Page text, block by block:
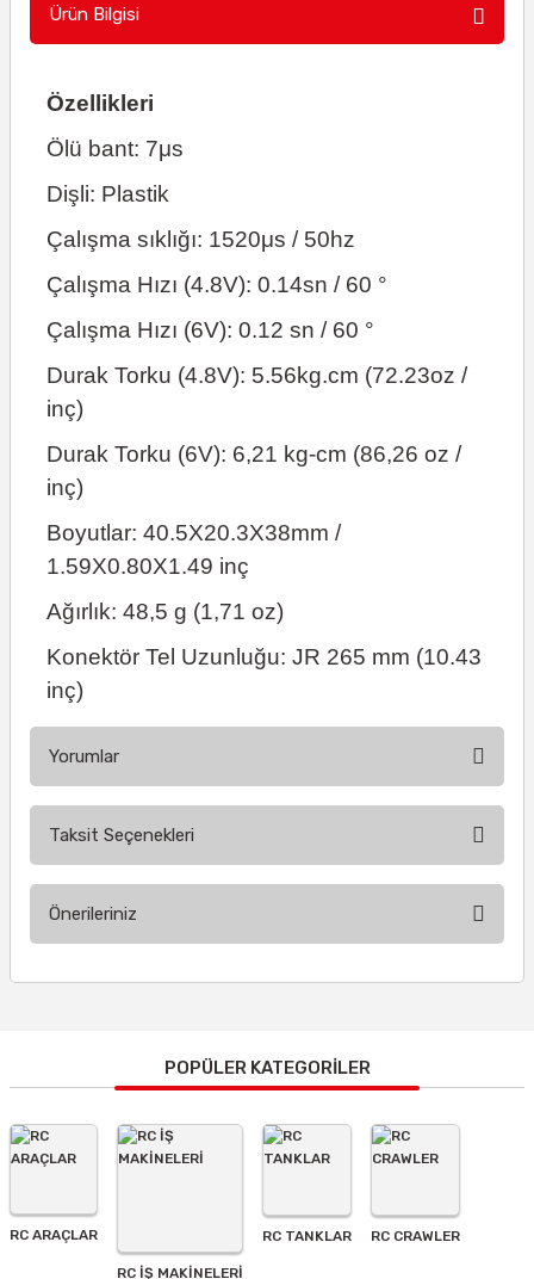
Ürün Bilgisi
Özellikleri
Ölü bant: 7μs
Dişli: Plastik
Çalışma sıklığı: 1520μs / 50hz
Çalışma Hızı (4.8V): 0.14sn / 60 °
Çalışma Hızı (6V): 0.12 sn / 60 °
Durak Torku (4.8V): 5.56kg.cm (72.23oz /
inç)
Durak Torku (6V): 6,21 kg-cm (86,26 oz /
inç)
Boyutlar: 40.5X20.3X38mm /
1.59X0.80X1.49 inç
Ağırlık: 48,5 g (1,71 oz)
Konektör Tel Uzunluğu: JR 265 mm (10.43
inç)
Yorumlar
Taksit Seçenekleri
Önerileriniz
Görüş ve önerileriniz için teşekkür ederiz.
Ürün resmi kalitesiz, bozuk veya görüntülenemiyor.
Ürün açıklamasında eksik bilgiler bulunuyor.
Ürün fiyatı diğer sitelerden daha pahalı.
Bu ürüne benzer farklı alternatifler olmalı.
POPÜLER KATEGORİLER
RC ARAÇLAR
RC İŞ MAKİNELERİ
RC TANKLAR RC CRAWLER